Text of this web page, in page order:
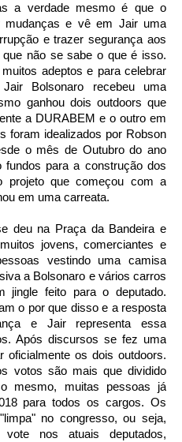
a verdade mesmo é que o
mudanças e vê em Jair uma
e trazer segurança aos
não se sabe o que é isso.
adeptos e para celebrar
Bolsonaro recebeu uma
ganhou dois outdoors que
a DURABEM e o outro em
foram idealizados por Robson
o mês de Outubro do ano
fundos para a construção dos
projeto que começou com a
em uma carreata.
deu na Praça da Bandeira e
jovens, comerciantes e
vestindo uma camisa
a Bolsonaro e vários carros
jingle feito para o deputado.
o por que disso e a resposta
e Jair representa essa
Após discursos se fez uma
oficialmente os dois outdoors.
votos são mais que dividido
mesmo, muitas pessoas já
para todos os cargos. Os
no congresso, ou seja,
nos atuais deputados,